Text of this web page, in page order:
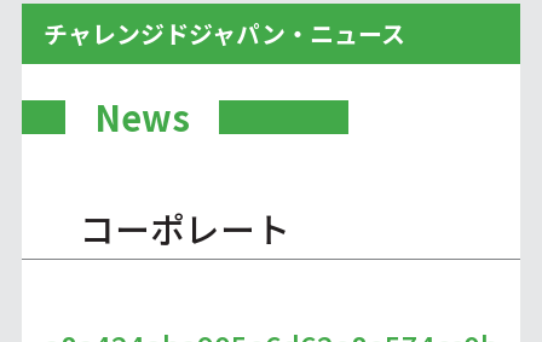
チャレンジドジャパン・ニュース
News
コーポレート